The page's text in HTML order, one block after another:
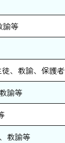
諭等
徒、教諭、保護者
諭等
教諭等